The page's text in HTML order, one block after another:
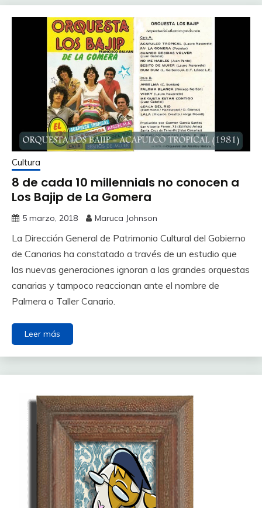
Cultura
8 de cada 10 millennials no conocen a
Los Bajip de La Gomera
5 marzo, 2018 Maruca Johnson
La Dirección General de Patrimonio Cultural del Gobierno
de Canarias ha constatado a través de un estudio que
las nuevas generaciones ignoran a las grandes orquestas
canarias y tampoco reaccionan ante el nombre de
Palmera o Taller Canario.
Leer más